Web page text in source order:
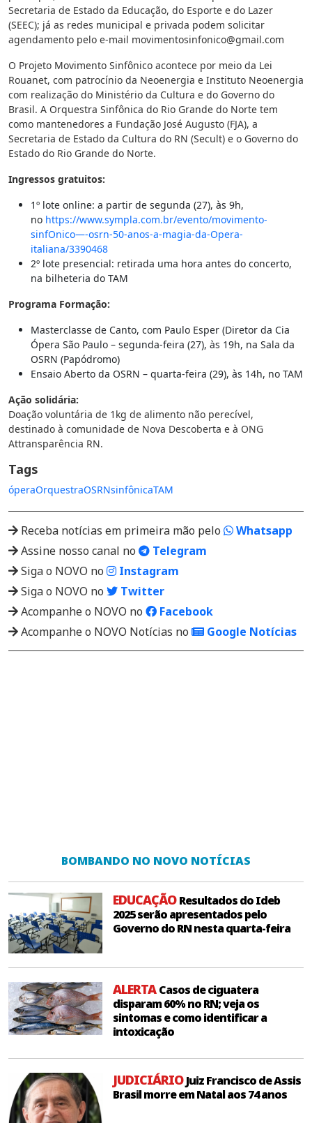
Secretaria de Estado da Educação, do Esporte e do Lazer
(SEEC); já as redes municipal e privada podem solicitar
agendamento pelo e-mail movimentosinfonico@gmail.com
O Projeto Movimento Sinfônico acontece por meio da Lei
Rouanet, com patrocínio da Neoenergia e Instituto Neoenergia
com realização do Ministério da Cultura e do Governo do
Brasil. A Orquestra Sinfônica do Rio Grande do Norte tem
como mantenedores a Fundação José Augusto (FJA), a
Secretaria de Estado da Cultura do RN (Secult) e o Governo do
Estado do Rio Grande do Norte.
Ingressos gratuitos:
1º lote online: a partir de segunda (27), às 9h,
no https://www.sympla.com.br/evento/movimento-
sinfOnico—-osrn-50-anos-a-magia-da-Opera-
italiana/3390468
2º lote presencial: retirada uma hora antes do concerto,
na bilheteria do TAM
Programa Formação:
Masterclasse de Canto, com Paulo Esper (Diretor da Cia
Ópera São Paulo – segunda-feira (27), às 19h, na Sala da
OSRN (Papódromo)
Ensaio Aberto da OSRN – quarta-feira (29), às 14h, no TAM
Ação solidária:
Doação voluntária de 1kg de alimento não perecível,
destinado à comunidade de Nova Descoberta e à ONG
Attransparência RN.
Tags
óperaOrquestraOSRNsinfônicaTAM
Receba notícias em primeira mão pelo
Whatsapp
Assine nosso canal no
Telegram
Siga o NOVO no
Instagram
Siga o NOVO no
Twitter
Acompanhe o NOVO no
Facebook
Acompanhe o NOVO Notícias no
Google Notícias
BOMBANDO NO NOVO NOTÍCIAS
EDUCAÇÃOResultados do Ideb
2025 serão apresentados pelo
Governo do RN nesta quarta-feira
ALERTACasos de ciguatera
disparam 60% no RN; veja os
sintomas e como identificar a
intoxicação
JUDICIÁRIOJuiz Francisco de Assis
Brasil morre em Natal aos 74 anos